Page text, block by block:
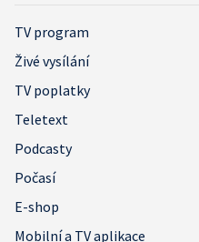
TV program
Živé vysílání
TV poplatky
Teletext
Podcasty
Počasí
E-shop
Mobilní a TV aplikace